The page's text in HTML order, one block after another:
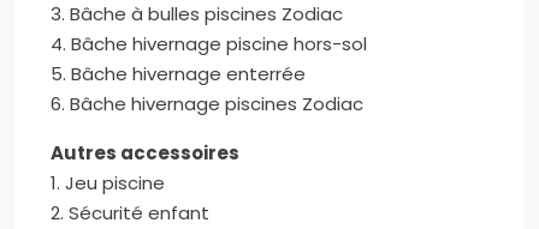
3. Bâche à bulles piscines Zodiac
4. Bâche hivernage piscine hors-sol
5. Bâche hivernage enterrée
6. Bâche hivernage piscines Zodiac
Autres accessoires
1. Jeu piscine
2. Sécurité enfant